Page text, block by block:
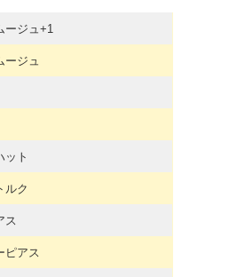
ージュ+1
ージュ
ット
ルク
ス
ピアス